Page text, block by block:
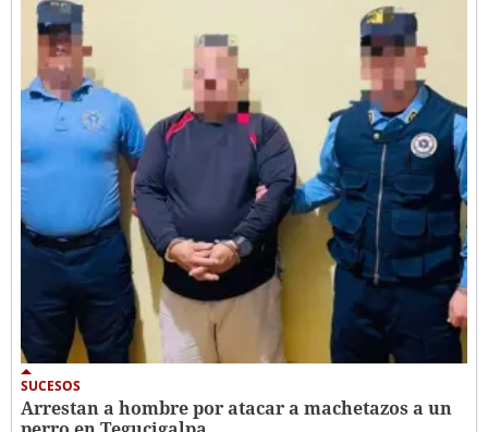
SUCESOS
Arrestan a hombre por atacar a machetazos a un